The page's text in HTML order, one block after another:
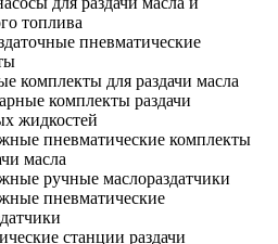
топлива
пневматические
комплекты для раздачи масла
комплекты раздачи
жидкостей
пневматические комплекты
масла
ручные маслораздатчики
пневматические
станции раздачи